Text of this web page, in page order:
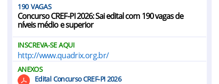
190
Concurso CREF-PI 2026: Sai edital com 190 vagas de
níveis médio e superior
INSCREVA-SE AQUI
http://www.quadrix.org.br/
ANEXOS
Edital Concurso CREF-PI 2026